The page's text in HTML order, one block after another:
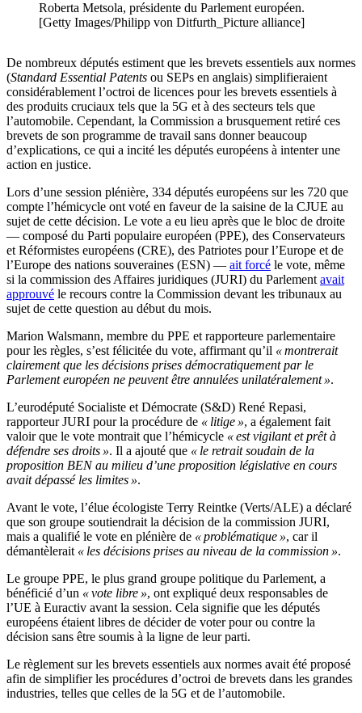
Roberta Metsola, présidente du Parlement européen.
[Getty Images/Philipp von Ditfurth_Picture alliance]
De nombreux députés estiment que les brevets essentiels aux normes
(Standard Essential Patents ou SEPs en anglais) simplifieraient
considérablement l’octroi de licences pour les brevets essentiels à
des produits cruciaux tels que la 5G et à des secteurs tels que
l’automobile. Cependant, la Commission a brusquement retiré ces
brevets de son programme de travail sans donner beaucoup
d’explications, ce qui a incité les députés européens à intenter une
action en justice.
Lors d’une session plénière, 334 députés européens sur les 720 que
compte l’hémicycle ont voté en faveur de la saisine de la CJUE au
sujet de cette décision. Le vote a eu lieu après que le bloc de droite
— composé du Parti populaire européen (PPE), des Conservateurs
et Réformistes européens (CRE), des Patriotes pour l’Europe et de
l’Europe des nations souveraines (ESN) — ait forcé le vote, même
si la commission des Affaires juridiques (JURI) du Parlement avait
approuvé le recours contre la Commission devant les tribunaux au
sujet de cette question au début du mois.
Marion Walsmann, membre du PPE et rapporteure parlementaire
pour les règles, s’est félicitée du vote, affirmant qu’il « montrerait
clairement que les décisions prises démocratiquement par le
Parlement européen ne peuvent être annulées unilatéralement ».
L’eurodéputé Socialiste et Démocrate (S&D) René Repasi,
rapporteur JURI pour la procédure de « litige », a également fait
valoir que le vote montrait que l’hémicycle « est vigilant et prêt à
défendre ses droits ». Il a ajouté que « le retrait soudain de la
proposition BEN au milieu d’une proposition législative en cours
avait dépassé les limites ».
Avant le vote, l’élue écologiste Terry Reintke (Verts/ALE) a déclaré
que son groupe soutiendrait la décision de la commission JURI,
mais a qualifié le vote en plénière de « problématique », car il
démantèlerait « les décisions prises au niveau de la commission ».
Le groupe PPE, le plus grand groupe politique du Parlement, a
bénéficié d’un « vote libre », ont expliqué deux responsables de
l’UE à Euractiv avant la session. Cela signifie que les députés
européens étaient libres de décider de voter pour ou contre la
décision sans être soumis à la ligne de leur parti.
Le règlement sur les brevets essentiels aux normes avait été proposé
afin de simplifier les procédures d’octroi de brevets dans les grandes
industries, telles que celles de la 5G et de l’automobile.